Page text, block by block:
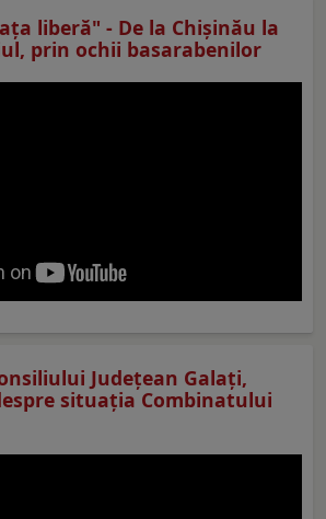
liberă" - De la Chișinău la
prin ochii basarabenilor
Judeţean Galaţi,
situaţia Combinatului